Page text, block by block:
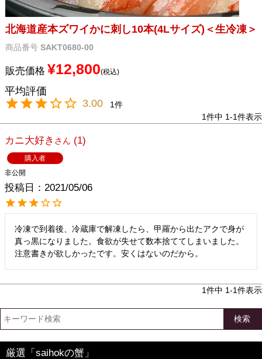
北海道産本ズワイかに刺し10本(4Lサイズ)＜生冷凍＞
商品番号 SAKT0680-00
販売価格 ¥12,800 税込
3.00
1
1件中 1-1件表示
カニ大好き 1
購入者
非公開
投稿日 2021/05/06
冷凍で到着後、冷蔵庫で解凍したら、甲羅から出たアクで身が
真っ黒になりました。食欲が失せて数本捨ててしまいました。
1件中 1-1件表示
検索
厳選「saihokの蟹」